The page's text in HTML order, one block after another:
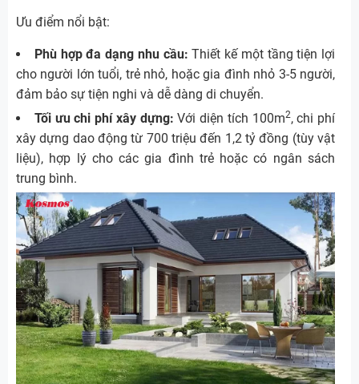
Ưu điểm nổi bật:
Phù hợp đa dạng nhu cầu:Thiết kế một tầng tiện lợi
cho người lớn tuổi, trẻ nhỏ, hoặc gia đình nhỏ 3-5 người,
đảm bảo sự tiện nghi và dễ dàng di chuyển.
Tối ưu chi phí xây dựng:Với diện tích 100m2, chi phí
xây dựng dao động từ 700 triệu đến 1,2 tỷ đồng (tùy vật
liệu), hợp lý cho các gia đình trẻ hoặc có ngân sách
trung bình.